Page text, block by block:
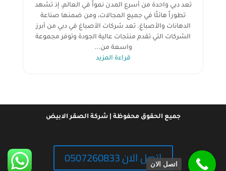
تعد دبي واحدة من أسرع المدن نمواً في العالم، إذ تشهد
تطوراً هائلًا في جميع المجالات، ومن ضمنها صناعة
الدهانات والأصباغ. تعد شركات الأصباغ في دبي من أبرز
الشركات التي تقدم منتجات عالية الجودة وتوفر مجموعة
واسعة من...
قراءة المزيد
جميع الحقوق محفوظة | شركة الصقر الابيض
اتصل الان 0507260833اتصل الان